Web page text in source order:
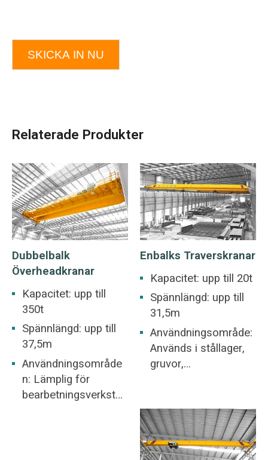
SKICKA IN NU
Relaterade Produkter
Dubbelbalk
Överheadkranar
Kapacitet: upp till
350t
Spännlängd: upp till
37,5m
Användningsområde
n: Lämplig för
bearbetningsverkstad
Enbalks Traverskranar
Kapacitet: upp till 20t
Spännlängd: upp till
31,5m
Användningsområde:
Används i stållager,
gruvor,
och
skeppsbyggnader,
etc. traverskranar ett